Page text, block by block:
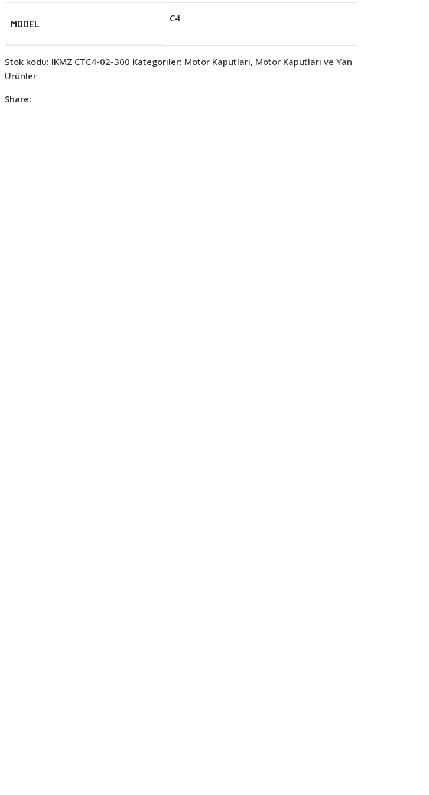
MODEL C4
Stok kodu: IKMZ CTC4-02-300 Kategoriler: Motor Kaputları, Motor Kaputları ve Yan
Ürünler
Share: